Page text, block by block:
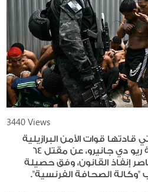
3440 Views
قادتها قوات الأمن البرازيلية
ضد تجار مخدرات في مدينة ريو دي جانيرو، عن مقتل 64
إنفاذ القانون، وفق حصيلة
"وكالة الصحافة الفرنسية".